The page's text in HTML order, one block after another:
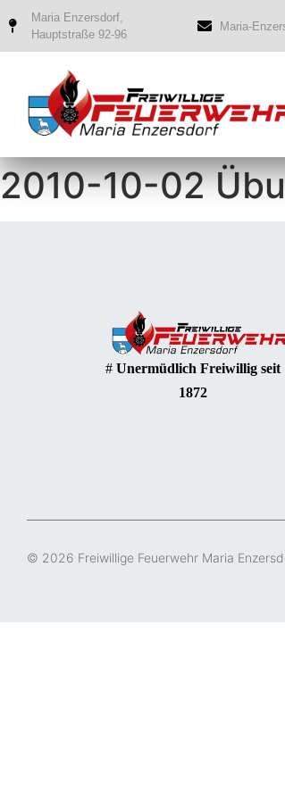
Maria Enzersdorf,
Hauptstraße 92-96
Maria-
2010-10-02
# Unermüdlich Freiwillig seit
1872
© 2026 Freiwillige Feuerwehr Maria